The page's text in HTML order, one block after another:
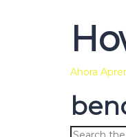
Ahora